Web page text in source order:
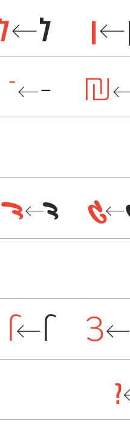
←ן ל←
-←- ₪
←ג ד←ד
←צ ל←ל
?